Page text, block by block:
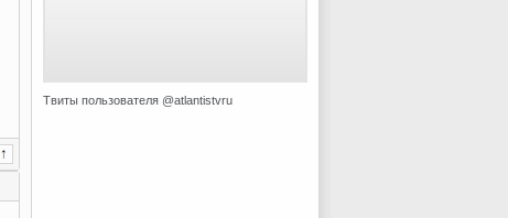
Твиты пользователя @atlantistvru